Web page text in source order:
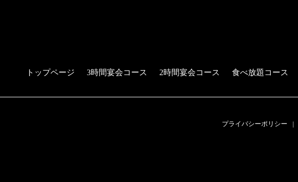
トップページ 3時間宴会コース 2時間宴会コース 食べ放題コース
プライバシーポリシー